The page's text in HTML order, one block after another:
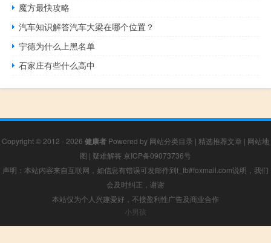
魔方最快攻略
汽车知识解答汽车大梁在哪个位置？
宁德为什么上黑名单
石家庄有些什么高中
Copyright © 2012 - 2026 健康者 Powered by 网站分类目录 | 精选推荐文章 | 网站地
图 | 疑难解答 京ICP备09073736号
声明：本站内容来自互联网，如信息有错误可发邮件到f_fb#foxmail.com说明，我们
会及时纠正，谢谢
本站仅为个人兴趣爱好，不接盈利性广告及商业合作
小男孩